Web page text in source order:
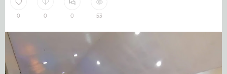
0 0 0 53